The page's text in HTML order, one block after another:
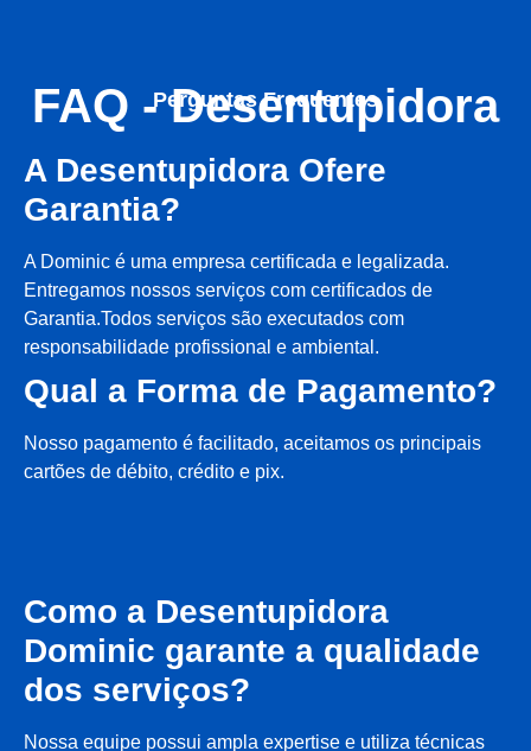
Perguntas Frequentes
FAQ - Desentupidora
A Desentupidora Ofere
Garantia?
A Dominic é uma empresa certificada e legalizada.
Entregamos nossos serviços com certificados de
Garantia.Todos serviços são executados com
responsabilidade profissional e ambiental.
Qual a Forma de Pagamento?
Nosso pagamento é facilitado, aceitamos os principais
cartões de débito, crédito e pix.
Como a Desentupidora
Dominic garante a qualidade
dos serviços?
Nossa equipe possui ampla expertise e utiliza técnicas